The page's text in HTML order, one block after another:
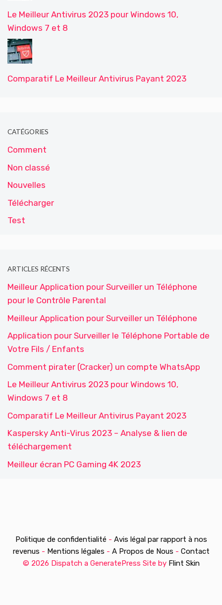
Le Meilleur Antivirus 2023 pour Windows 10,
Windows 7 et 8
Comparatif Le Meilleur Antivirus Payant 2023
CATÉGORIES
Comment
Non classé
Nouvelles
Télécharger
Test
ARTICLES RÉCENTS
Meilleur Application pour Surveiller un Téléphone
pour le Contrôle Parental
Meilleur Application pour Surveiller un Téléphone
Application pour Surveiller le Téléphone Portable de
Votre Fils / Enfants
Comment pirater (Cracker) un compte WhatsApp
Le Meilleur Antivirus 2023 pour Windows 10,
Windows 7 et 8
Comparatif Le Meilleur Antivirus Payant 2023
Kaspersky Anti-Virus 2023 – Analyse & lien de
téléchargement
Meilleur écran PC Gaming 4K 2023
Politique de confidentialité - Avis légal par rapport à nos
revenus - Mentions légales - A Propos de Nous - Contact
© 2026 Dispatch a GeneratePress Site by Flint Skin